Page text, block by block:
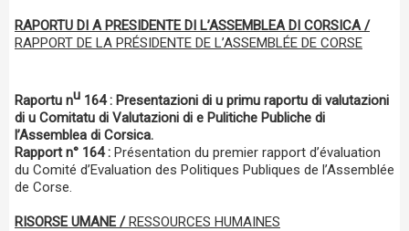
RAPORTU DI A PRESIDENTE DI L’ASSEMBLEA DI CORSICA /
RAPPORT DE LA PRÉSIDENTE DE L’ASSEMBLÉE DE CORSE
Raportu nu 164 : Presentazioni di u primu raportu di valutazioni
di u Comitatu di Valutazioni di e Pulitiche Publiche di
l’Assemblea di Corsica.
Rapport n° 164 : Présentation du premier rapport d’évaluation
du Comité d’Evaluation des Politiques Publiques de l’Assemblée
de Corse.
RISORSE UMANE /RESSOURCES HUMAINES